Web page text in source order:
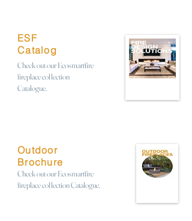
ESF
Catalog
Check out our Ecosmartfire
fireplace collection
Catalogue.
Outdoor
Brochure
Check out our Ecosmartfire
fireplace collection Catalogue.